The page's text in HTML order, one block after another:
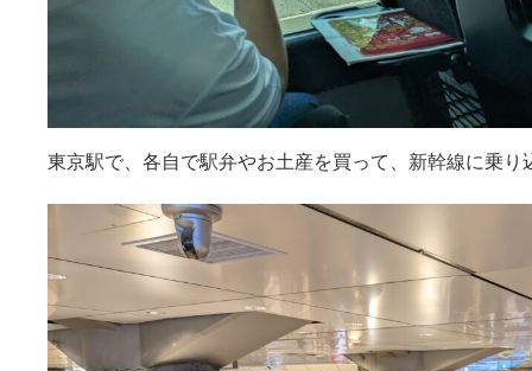
東京駅で、各自で駅弁やお土産を買って、新幹線に乗り